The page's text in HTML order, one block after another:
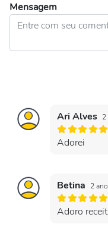
Mensagem
Ari Alves 2
Adorei
Betina 2
Adoro